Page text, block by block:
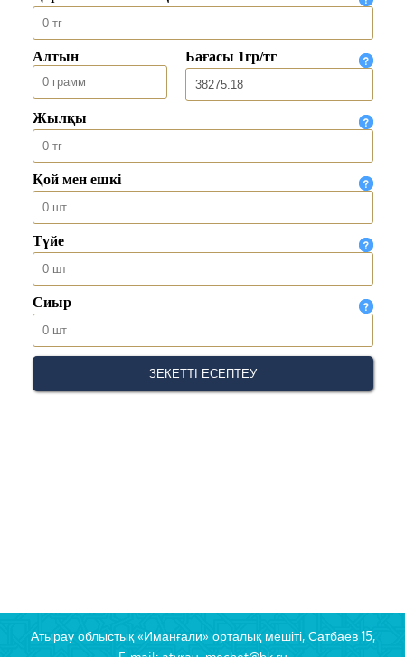
Атырау облыстық «Иманғали» орталық мешіті, Сатбаев 15,